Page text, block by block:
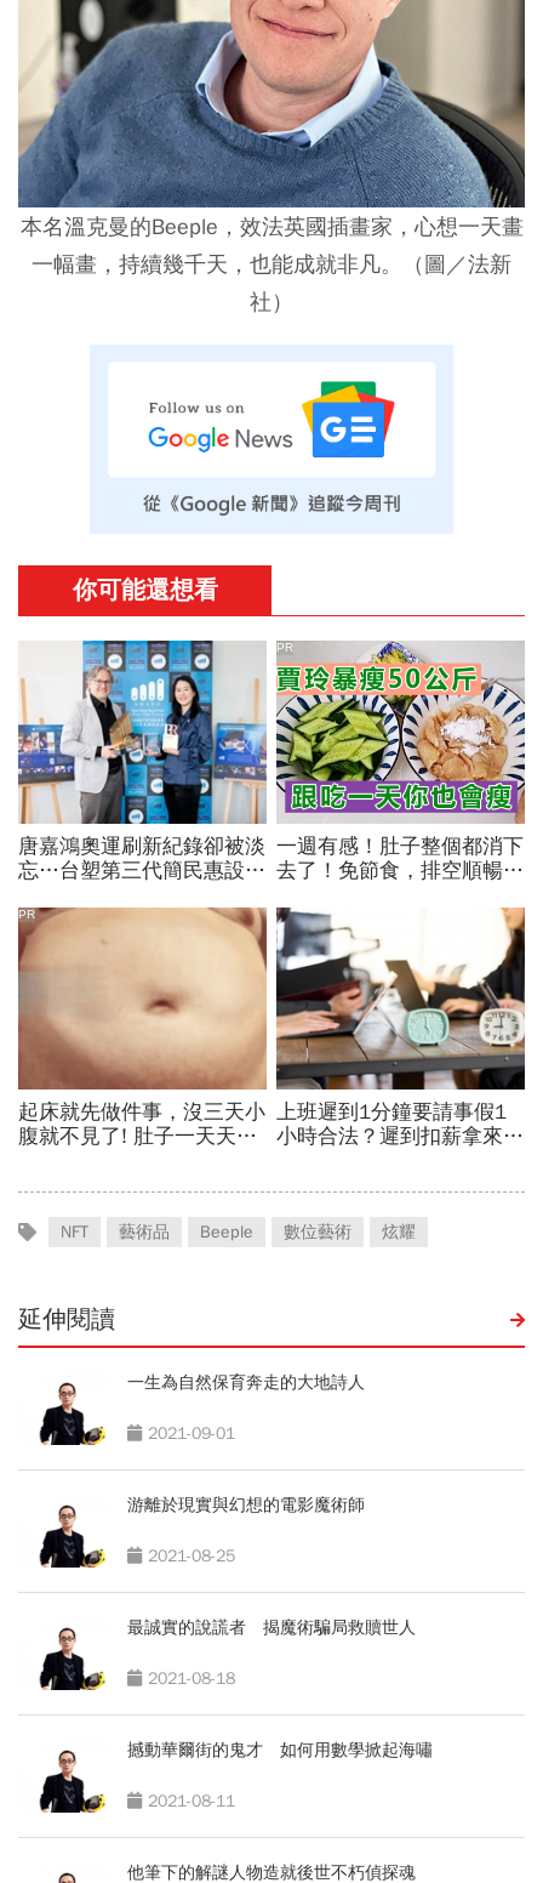
本名溫克曼的Beeple，效法英國插畫家，心想一天畫
一幅畫，持續幾千天，也能成就非凡。（圖／法新
社）
NFT 藝術品 Beeple 數位藝術 炫耀
延伸閱讀
一生為自然保育奔走的大地詩人
2021-09-01
游離於現實與幻想的電影魔術師
2021-08-25
最誠實的說謊者 揭魔術騙局救贖世人
2021-08-18
撼動華爾街的鬼才 如何用數學掀起海嘯
2021-08-11
他筆下的解謎人物造就後世不朽偵探魂